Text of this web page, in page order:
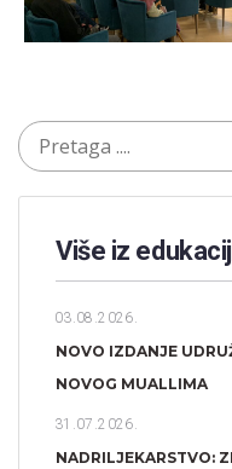
Više iz
03.08.2026.
NOVO IZDANJE
NOVOG MUALLIMA
31.07.2026.
NADRILJEKARSTVO: